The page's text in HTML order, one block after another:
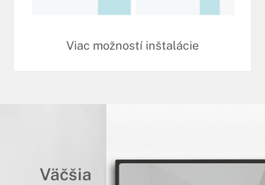
Viac možností inštalácie
Väčšia